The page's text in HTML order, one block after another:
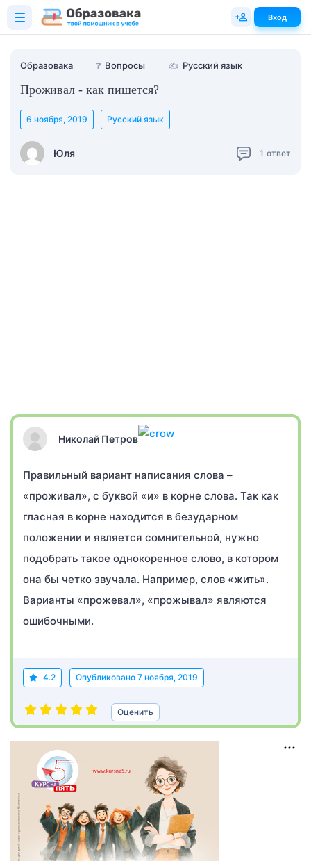
Образовака ❓ Вопросы ✍ Русский язык
Проживал - как пишется?
Юля
6 ноября, 2019 Русский язык
1 ответ
Николай Петров
Правильный вариант написания слова –
«проживал», с буквой «и» в корне слова. Так как
гласная в корне находится в безударном
положении и является сомнительной, нужно
подобрать такое однокоренное слово, в котором
она бы четко звучала. Например, слов «жить».
Варианты «прожевал», «прожывал» являются
ошибочными.
4.2 Опубликовано 7 ноября, 2019
Оценить
Вход